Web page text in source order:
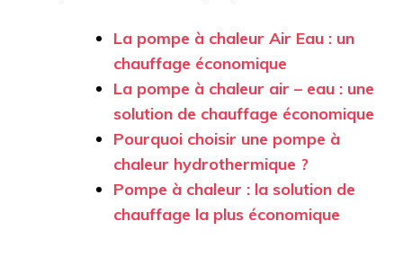
La pompe à chaleur Air Eau : un
chauffage économique
La pompe à chaleur air – eau : une
solution de chauffage économique
Pourquoi choisir une pompe à
chaleur hydrothermique ?
Pompe à chaleur : la solution de
chauffage la plus économique